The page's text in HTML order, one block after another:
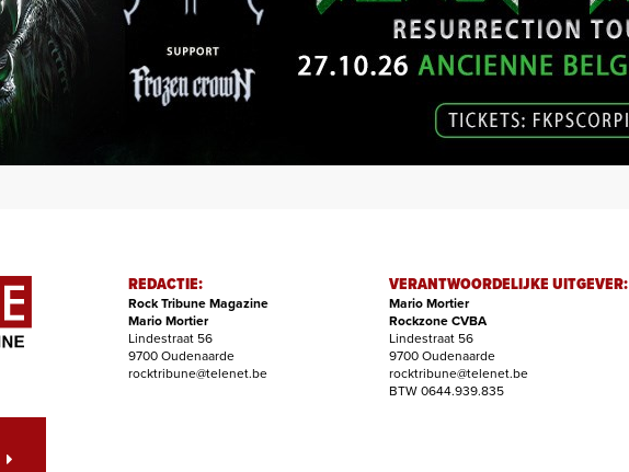
REDACTIE:
Rock Tribune Magazine
Mario Mortier
Lindestraat 56
9700 Oudenaarde
rocktribune@telenet.be
VERANTWOORDELIJKE UITGEVER:
Mario Mortier
Rockzone CVBA
Lindestraat 56
9700 Oudenaarde
rocktribune@telenet.be
BTW 0644.939.835